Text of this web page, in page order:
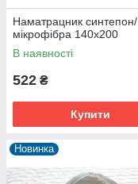
Наматрацник синтепон/
мікрофібра 140х200
В наявності
522 ₴
Купити
Новинка